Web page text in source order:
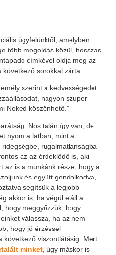
ügyfelünktől, amelyben
több megoldás közül, hosszas
címkével oldja meg az
következő sorokkal zárta:
szerint a kedvességedet
nagyon szuper
Neked köszönhető.”
Nos talán így van, de
nyom a latban, mint a
rugalmatlanságba
az az érdeklődő is, aki
az is a munkánk része, hogy a
és együtt gondolkodva,
segítsük a legjobb
akkor is, ha végül eláll a
hogy meggyőzzük, hogy
válassza, ha az nem
hogy jó érzéssel
következő viszontlátásig. Mert
minket , úgy máskor is